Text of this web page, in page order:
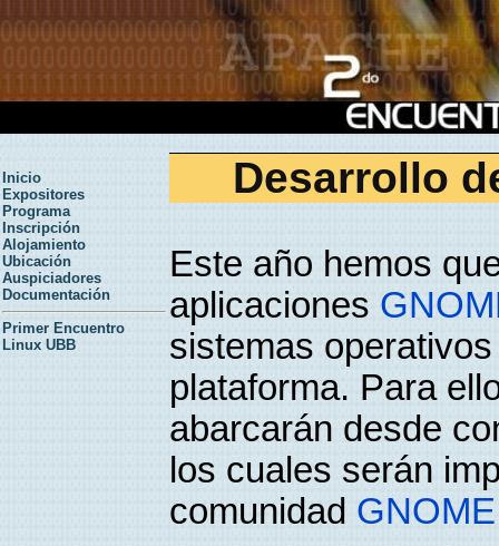
Inicio
Expositores
Programa
Inscripción
Alojamiento
Ubicación
Auspiciadores
Documentación
Primer Encuentro
Linux UBB
Desarrollo
Este año hemos
aplicaciones
sistemas
plataforma. Para
abarcarán desde
los cuales serán
comunidad GNOME